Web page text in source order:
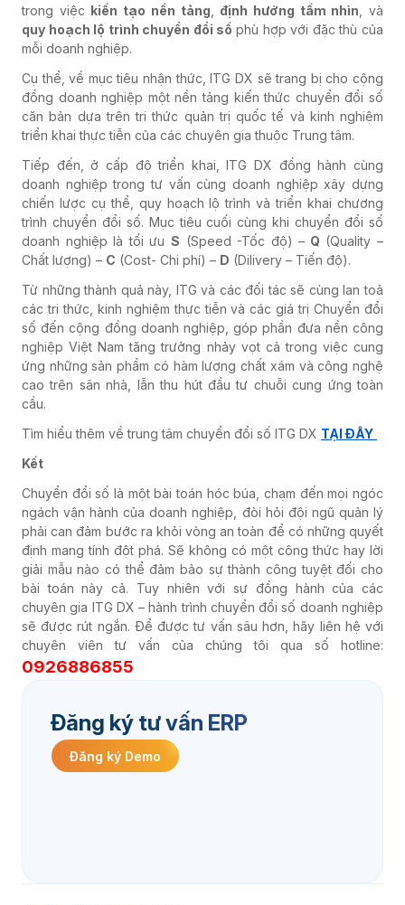
trong việc kiến tạo nền tảng định hướng tầm nhìn , và
quy hoạch lộ trình chuyển đổi sốphù hợp với đặc thù của
mỗi doanh nghiệp.
Cụ thể, về mục tiêu nhận thức, ITG DX sẽ trang bị cho cộng
đồng doanh nghiệp một nền tảng kiến thức chuyển đổi số
căn bản dựa trên tri thức quản trị quốc tế và kinh nghiệm
triển khai thực tiễn của các chuyên gia thuộc Trung tâm.
Tiếp đến, ở cấp độ triển khai, ITG DX đồng hành cùng
doanh nghiệp trong tư vấn cùng doanh nghiệp xây dựng
chiến lược cụ thể, quy hoạch lộ trình và triển khai chương
trình chuyển đổi số. Mục tiêu cuối cùng khi chuyển đổi số
doanh nghiệp là tối ưu S (Speed -Tốc độ) – Q (Quality –
Chất lượng) – C (Cost- Chi phí) – D (Dilivery – Tiến độ).
Từ những thành quả này, ITG và các đối tác sẽ cùng lan toả
các tri thức, kinh nghiệm thực tiễn và các giá trị Chuyển đổi
số đến cộng đồng doanh nghiệp, góp phần đưa nền công
nghiệp Việt Nam tăng trưởng nhảy vọt cả trong việc cung
ứng những sản phẩm có hàm lượng chất xám và công nghệ
cao trên sân nhà, lẫn thu hút đầu tư chuỗi cung ứng toàn
cầu.
Tìm hiểu thêm về trung tâm chuyển đổi số ITG DX TẠI ĐÂY
Kết
Chuyển đổi số là một bài toán hóc búa, chạm đến mọi ngóc
ngách vận hành của doanh nghiệp, đòi hỏi đội ngũ quản lý
phải can đảm bước ra khỏi vòng an toàn để có những quyết
định mang tính đột phá. Sẽ không có một công thức hay lời
giải mẫu nào có thể đảm bảo sự thành công tuyệt đối cho
bài toán này cả. Tuy nhiên với sự đồng hành của các
chuyên gia ITG DX – hành trình chuyển đổi số doanh nghiệp
sẽ được rút ngắn. Để được tư vấn sâu hơn, hãy liên hệ với
chuyên viên tư vấn của chúng tôi qua số hotline:
0926886855
Đăng ký tư vấn ERP
Đăng ký Demo